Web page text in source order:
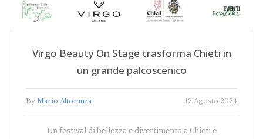
Virgo Beauty On Stage trasforma Chieti in
un grande palcoscenico
By Mario Altomura 12 Agosto 2024
Un festival di bellezza e divertimento a Chieti e